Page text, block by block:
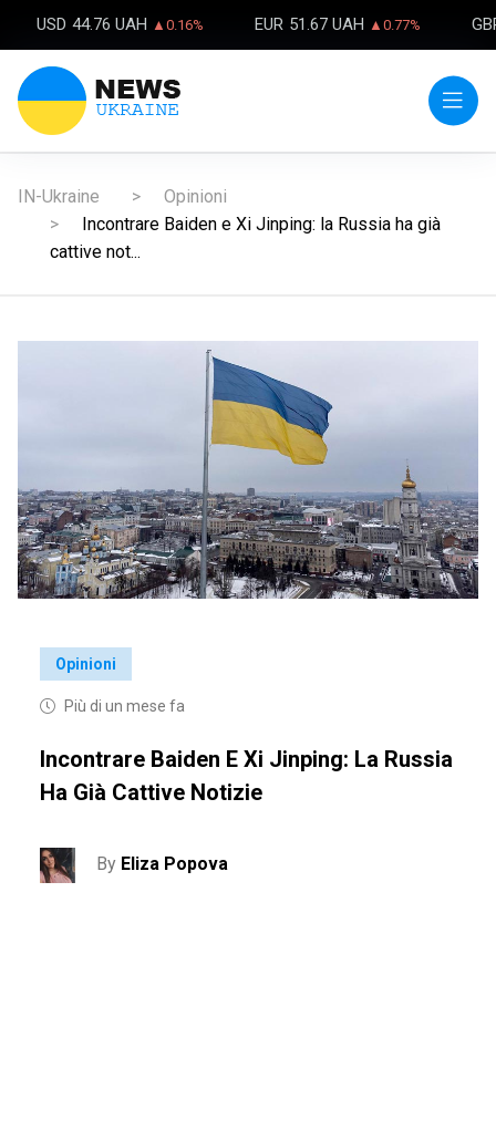
USD 44.76 UAH ▲0.16% EUR 51.67 UAH ▲0.77%
IN-Ukraine
Opinioni
Incontrare Baiden e Xi Jinping: la Russia ha già
cattive not...
Opinioni
Più di un mese fa
Incontrare Baiden E Xi Jinping: La Russia
Ha Già Cattive Notizie
By Eliza Popova